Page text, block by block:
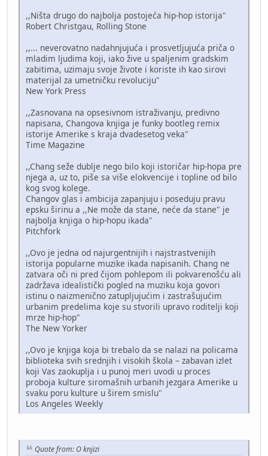
,,Ništa drugo do najbolja postojeća hip-hop istorija"
Robert Christgau, Rolling Stone
,,... neverovatno nadahnjujuća i prosvetljujuća priča o
mladim ljudima koji, iako žive u spaljenim gradskim
zabitima, uzimaju svoje živote i koriste ih kao sirovi
materijal za umetničku revoluciju"
New York Press
,,Zasnovana na opsesivnom istraživanju, predivno
napisana, Changova knjiga je funky bootleg remix
istorije Amerike s kraja dvadesetog veka"
Time Magazine
,,Chang seže dublje nego bilo koji istoričar hip-hopa pre
njega a, uz to, piše sa više elokvencije i topline od bilo
kog svog kolege.
Changov glas i ambicija zapanjuju i poseduju pravu
epsku širinu a ,,Ne može da stane, neće da stane" je
najbolja knjiga o hip-hopu ikada"
Pitchfork
,,Ovo je jedna od najurgentnijih i najstrastvenijih
istorija popularne muzike ikada napisanih. Chang ne
zatvara oči ni pred čijom pohlepom ili pokvarenošću ali
zadržava idealistički pogled na muziku koja govori
istinu o naizmenično zatupljujućim i zastrašujućim
urbanim predelima koje su stvorili upravo roditelji koji
mrze hip-hop"
The New Yorker
,,Ovo je knjiga koja bi trebalo da se nalazi na policama
biblioteka svih srednjih i visokih škola – zabavan izlet
koji Vas zaokuplja i u punoj meri uvodi u proces
proboja kulture siromašnih urbanih jezgara Amerike u
svaku poru kulture u širem smislu"
Los Angeles Weekly
Quote from: O knjizi